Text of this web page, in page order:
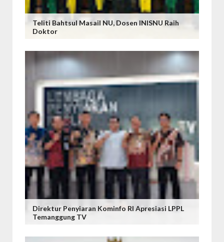
Teliti Bahtsul Masail NU, Dosen INISNU Raih
Doktor
Direktur Penyiaran Kominfo RI Apresiasi LPPL
Temanggung TV